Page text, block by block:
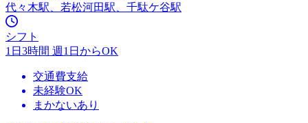
代々木駅、若松河田駅、千駄ケ谷駅
シフト
1日3時間 週1日からOK
交通費支給
未経験OK
まかないあり